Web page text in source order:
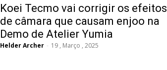
Koei Tecmo vai corrigir os efeitos
de câmara que causam enjoo na
Demo de Atelier Yumia
Helder Archer - 19 , Março , 2025